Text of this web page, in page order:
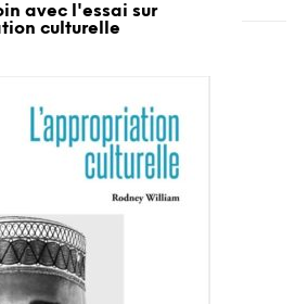
avec l'essai sur
culturelle